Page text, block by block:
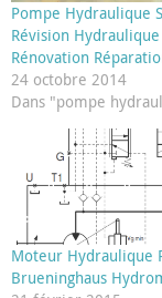
Pompe Hydraulique
Révision Hydraulique
Rénovation
24 octobre 2014
Dans "pompe
Moteur Hydraulique
Brueninghaus